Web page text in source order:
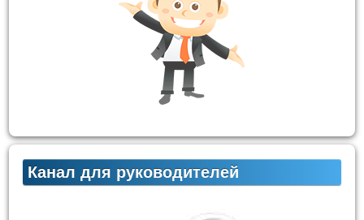
Канал для руководителей